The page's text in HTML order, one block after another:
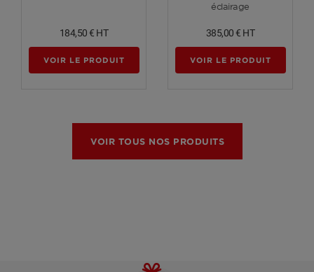
184,50 € HT
VOIR LE PRODUIT
éclairage
385,00 € HT
VOIR LE PRODUIT
VOIR TOUS NOS PRODUITS